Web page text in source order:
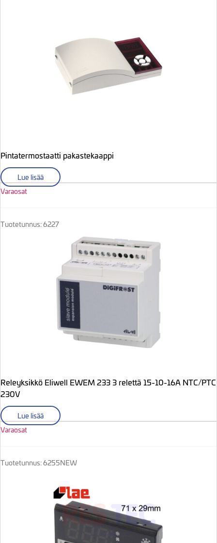
Pintatermostaatti pakastekaappi
Lue lisää
Varaosat
Tuotetunnus: 6227
Releyksikkö Eliwell EWEM 233 3 relettä 15-10-16A NTC/PTC
230V
Lue lisää
Varaosat
Tuotetunnus: 6255NEW